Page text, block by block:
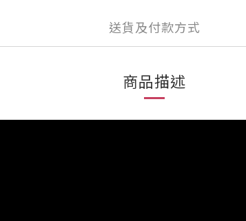
送貨及付款方式
商品描述